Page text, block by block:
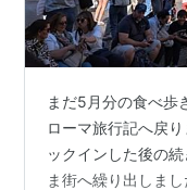
まだ5月分の食べ歩
ローマ旅行記へ戻
ックインした後の
ま街へ繰り出しま